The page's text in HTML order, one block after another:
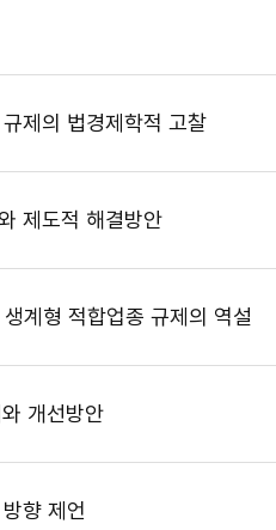
제의 법경제학적 고찰
제도적 해결방안
계형 적합업종 규제의 역설
개선방안
향 제언